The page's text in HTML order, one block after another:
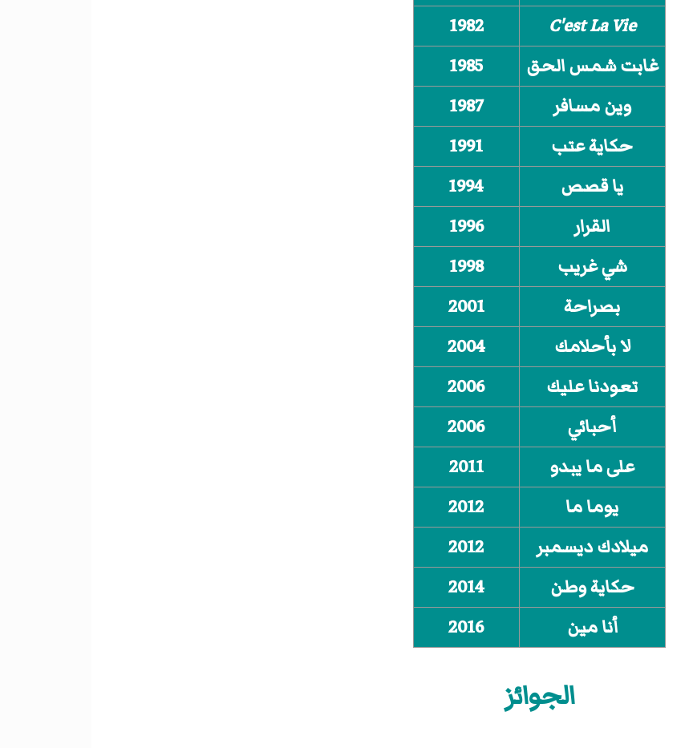
C'est La Vie
1982
غابت شمس الحق
1985
وين مسافر
1987
حكاية عتب
1991
يا قصص
1994
القرار
1996
شي غريب
1998
بصراحة
2001
لا بأحلامك
2004
تعودنا عليك
2006
أحبائي
2006
على ما يبدو
2011
يوما ما
2012
ميلادك ديسمبر
2012
حكاية وطن
2014
أنا مين
2016
الجوائز